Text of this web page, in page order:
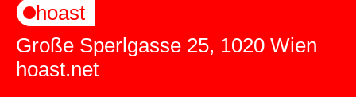
hoast
Große Sperlgasse 25, 1020 Wien
hoast.net